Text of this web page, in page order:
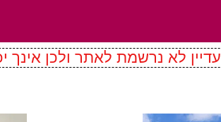
עדיין לא נרשמת לאתר ולכן אינך